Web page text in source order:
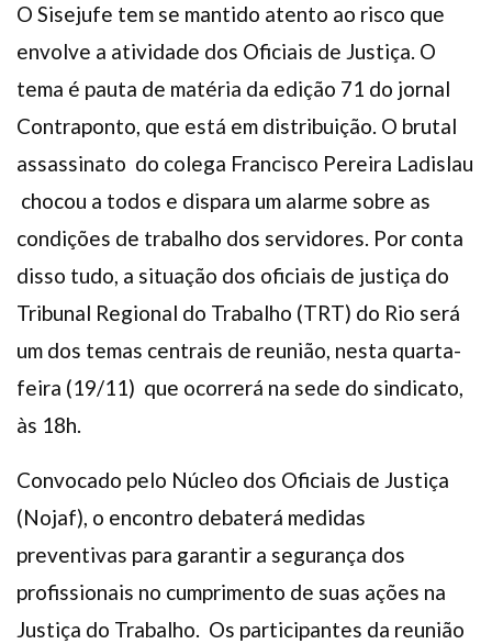
O Sisejufe tem se mantido atento ao risco que
envolve a atividade dos Oficiais de Justiça. O
tema é pauta de matéria da edição 71 do jornal
Contraponto, que está em distribuição. O brutal
assassinato do colega Francisco Pereira Ladislau
chocou a todos e dispara um alarme sobre as
condições de trabalho dos servidores. Por conta
disso tudo, a situação dos oficiais de justiça do
Tribunal Regional do Trabalho (TRT) do Rio será
um dos temas centrais de reunião, nesta quarta-
feira (19/11) que ocorrerá na sede do sindicato,
às 18h.
Convocado pelo Núcleo dos Oficiais de Justiça
(Nojaf), o encontro debaterá medidas
preventivas para garantir a segurança dos
profissionais no cumprimento de suas ações na
Justiça do Trabalho. Os participantes da reunião